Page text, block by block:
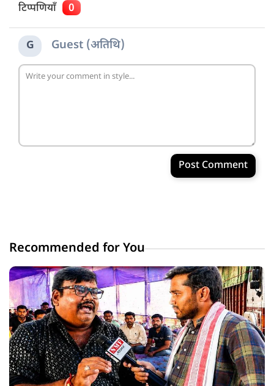
टिप्पणियाँ 0
G Guest (अतिथि)
Post Comment
Recommended for You